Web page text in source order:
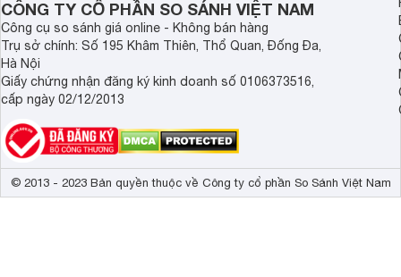
CÔNG TY CỔ PHẦN SO SÁNH VIỆT NAM
Công cụ so sánh giá online - Không bán hàng
Trụ sở chính: Số 195 Khâm Thiên, Thổ Quan, Đống Đa,
Hà Nội
Giấy chứng nhận đăng ký kinh doanh số 0106373516,
cấp ngày 02/12/2013
© 2013 - 2023 Bản quyền thuộc về Công ty cổ phần So Sánh Việt Nam